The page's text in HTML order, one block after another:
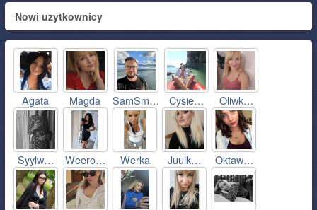
Nowi uzytkownicy
Agata Magda SamSm… Cysie… Oliwk…
Syylw… Weero… Werka Juulk… Oktaw…